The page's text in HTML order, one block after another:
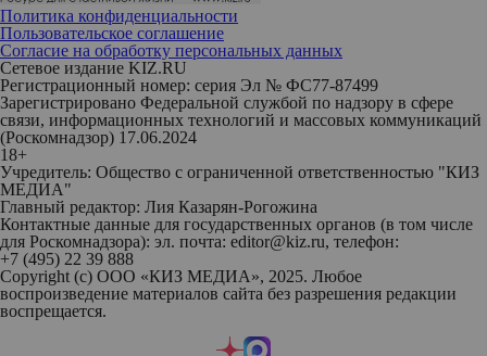
Политика конфиденциальности
Пользовательское соглашение
Согласие на обработку персональных данных
Сетевое издание KIZ.RU
Регистрационный номер: серия Эл № ФС77-87499
Зарегистрировано Федеральной службой по надзору в сфере
связи, информационных технологий и массовых коммуникаций
(Роскомнадзор) 17.06.2024
18+
Учредитель: Общество с ограниченной ответственностью "КИЗ
МЕДИА"
Главный редактор: Лия Казарян-Рогожина
Контактные данные для государственных органов (в том числе
для Роскомнадзора): эл. почта: editor@kiz.ru, телефон:
+7 (495) 22 39 888
Copyright (с) ООО «КИЗ МЕДИА», 2025. Любое
воспроизведение материалов сайта без разрешения редакции
воспрещается.